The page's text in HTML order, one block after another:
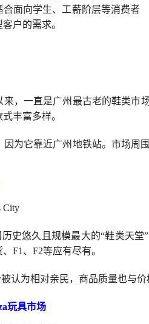
面向学生、工薪阶层等消费者
户的需求。
来，一直是广州最古老的鞋类市
丰富多样。
为它靠近广州地铁站。市场周
历史悠久且规模最大的“鞋类天
F1、F2等应有尽有。
被认为相对亲民，商品质量也与
玩具市场